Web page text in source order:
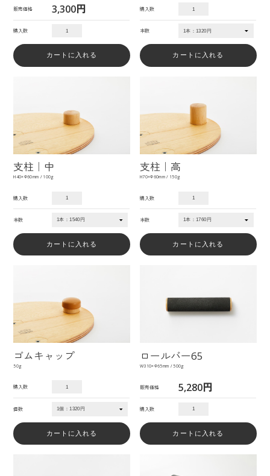
販売価格 3,300円
購入数
購入数
本数
支柱｜中
H40×Φ60mm / 100g
購入数
本数
支柱｜高
H70×Φ60mm / 150g
購入数
本数
ゴムキャップ
50g
購入数
個数
ロールバー65
W310×Φ65mm / 500g
販売価格 5,280円
購入数